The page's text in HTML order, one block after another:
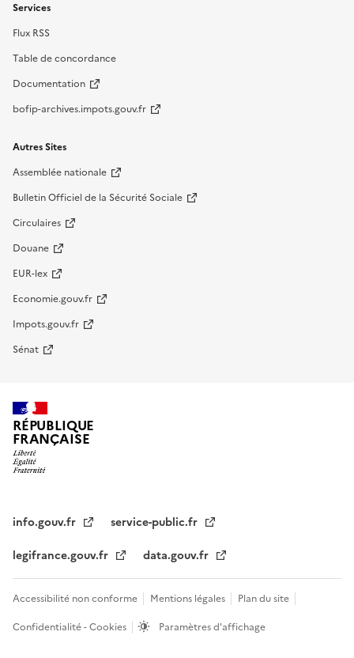
Services
Flux RSS
Table de concordance
Documentation
bofip-archives.impots.gouv.fr
Autres Sites
Assemblée nationale
Bulletin Officiel de la Sécurité Sociale
Circulaires
Douane
EUR-lex
Economie.gouv.fr
Impots.gouv.fr
Sénat
RÉPUBLIQUE
FRANÇAISE
info.gouv.fr
service-public.fr
legifrance.gouv.fr
data.gouv.fr
Accessibilité non conforme Mentions légales
Plan du site
Confidentialité - Cookies
Paramètres d'affichage